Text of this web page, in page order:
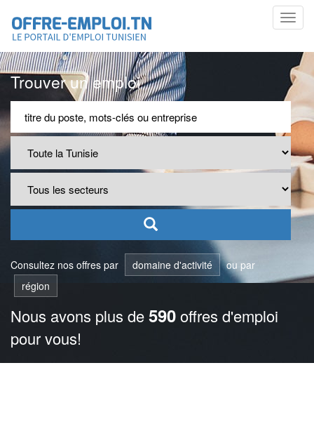
Trouver un emploi
Consultez nos offres par domaine d'activité
ou par
région
Nous avons plus de590offres d'emploi
pour vous!